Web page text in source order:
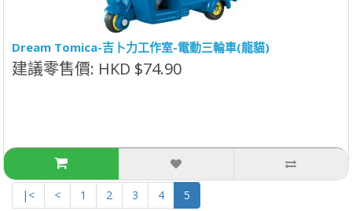
Dream Tomica-吉卜力工作室-電動三輪車(龍貓)
建議零售價: HKD $74.90
|< < 1 2 3 4
5